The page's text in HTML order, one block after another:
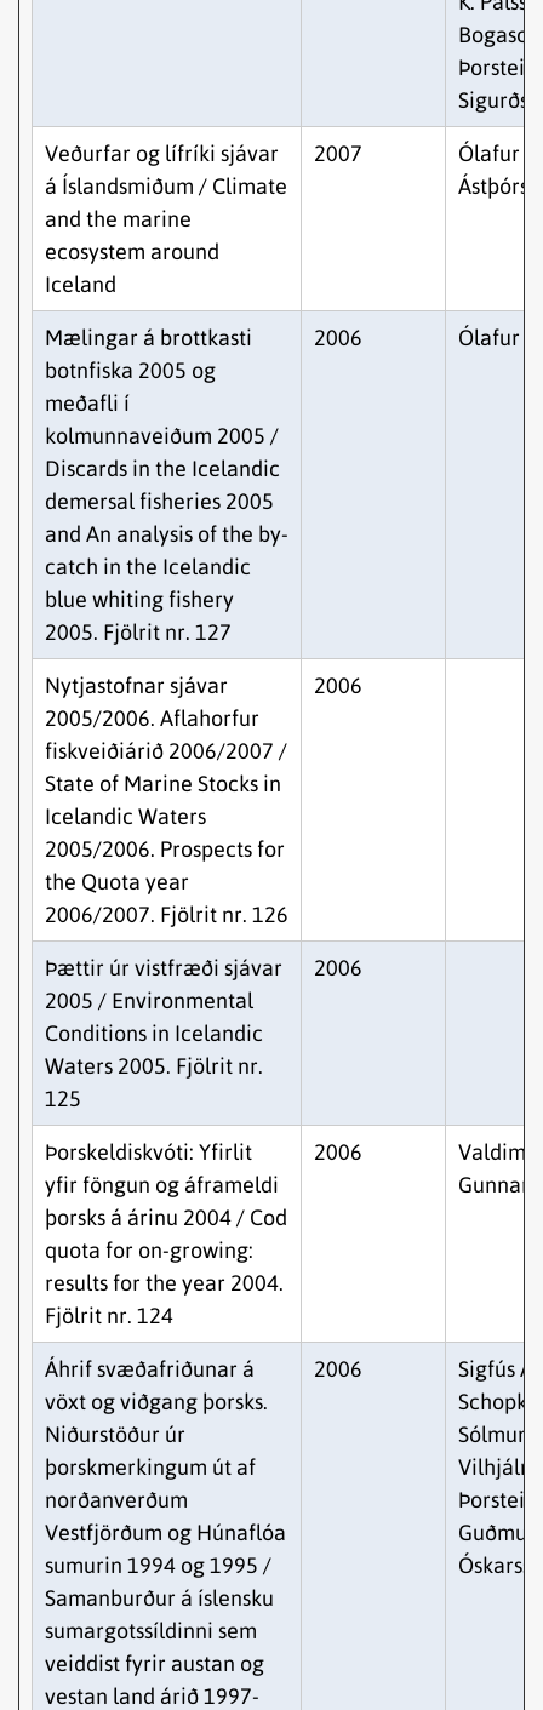
Veðurfar og lífríki sjávar
á Íslandsmiðum / Climate
and the marine
ecosystem around
Iceland
2007
Ólafur S.
Mælingar á brottkasti
botnfiska 2005 og
meðafli í
kolmunnaveiðum 2005 /
Discards in the Icelandic
demersal fisheries 2005
and An analysis of the by-
catch in the Icelandic
blue whiting fishery
2005. Fjölrit nr. 127
2006 Ólafur
Nytjastofnar sjávar
2005/2006. Aflahorfur
fiskveiðiárið 2006/2007 /
State of Marine Stocks in
Icelandic Waters
2005/2006. Prospects for
the Quota year
2006/2007. Fjölrit nr. 126
2006
Þættir úr vistfræði sjávar
2005 / Environmental
Conditions in Icelandic
Waters 2005. Fjölrit nr.
125
2006
Þorskeldiskvóti: Yfirlit
yfir föngun og áframeldi
þorsks á árinu 2004 / Cod
quota for on-growing:
results for the year 2004.
Fjölrit nr. 124
2006
Áhrif svæðafriðunar á
vöxt og viðgang þorsks.
Niðurstöður úr
þorskmerkingum út af
norðanverðum
Vestfjörðum og Húnaflóa
sumurin 1994 og 1995 /
Samanburður á íslensku
sumargotssíldinni sem
veiddist fyrir austan og
vestan land árið 1997-
2006
Sigfús A.